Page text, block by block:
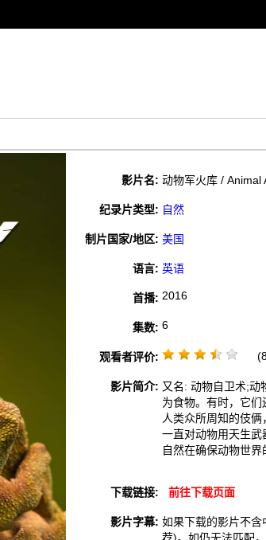
影片名: 动物军火库 / Animal
纪录片类型: 自然
制片国家/地区: 美国
语言: 英语
首播: 2016
集数: 6
观看者评价:
影片简介: 又名: 动物自卫术;动
为食物。有时，它
人类众所周知的伎
一直对动物用天生
自然在确保动物世界
下载链接: 前往下载页面
影片字幕: 如果下载的影片不含